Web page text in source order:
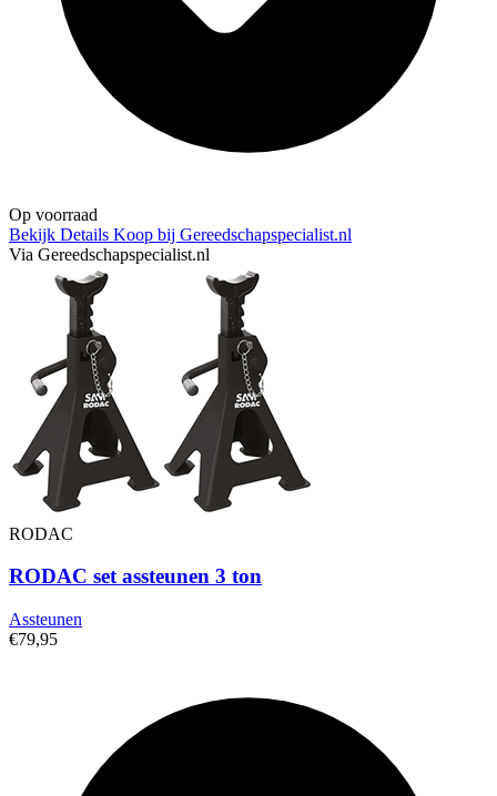
Op voorraad
Bekijk Details Koop bij Gereedschapspecialist.nl
Via Gereedschapspecialist.nl
RODAC
RODAC set assteunen 3 ton
Assteunen
€79,95